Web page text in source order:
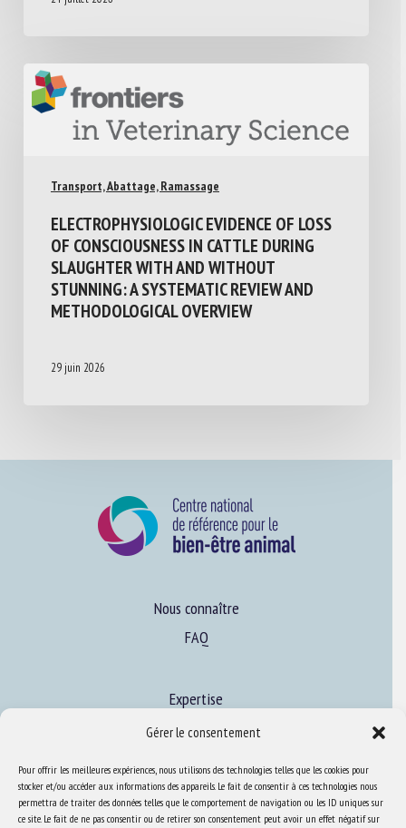
Gérer le consentement
Pour offrir les meilleures expériences, nous utilisons des technologies telles que les cookies pour
stocker et/ou accéder aux informations des appareils. Le fait de consentir à ces technologies nous
permettra de traiter des données telles que le comportement de navigation ou les ID uniques sur
ce site. Le fait de ne pas consentir ou de retirer son consentement peut avoir un effet négatif sur
Transport, Abattage, Ramassage
ELECTROPHYSIOLOGIC EVIDENCE OF LOSS
OF CONSCIOUSNESS IN CATTLE DURING
SLAUGHTER WITH AND WITHOUT
STUNNING: A SYSTEMATIC REVIEW AND
METHODOLOGICAL OVERVIEW
29 juin 2026
Nous connaître
FAQ
Expertise
S’informer sur le BEA